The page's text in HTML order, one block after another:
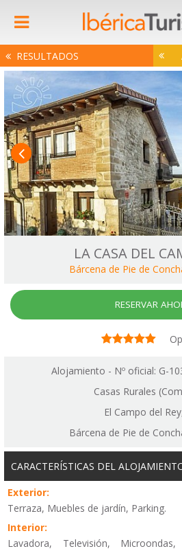
RESULTADOS
LA CASA DEL
Bárcena de Pie de
RESERVAR
Alojamiento - Nº oficial: G-
Casas Rurales
El Campo del
Bárcena de Pie de
CARACTERÍSTICAS DEL
Exterior:
Terraza, Muebles de jardín, Parking.
Interior:
Lavadora, Televisión,